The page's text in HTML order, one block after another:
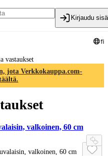
Kirjaudu
fi
vastaukset
jota Verkkokauppa.com-
valkoinen, 60 cm
valkoinen, 60 cm